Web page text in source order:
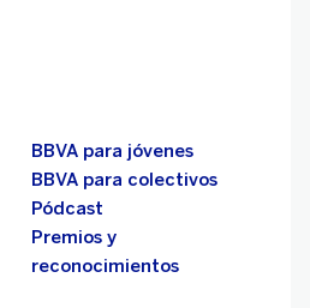
BBVA para jóvenes
BBVA para colectivos
Pódcast
Premios y
reconocimientos